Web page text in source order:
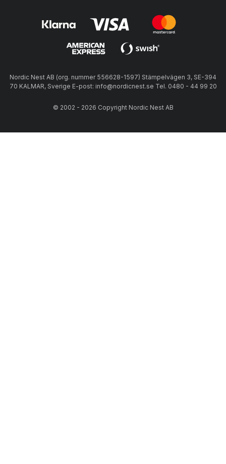
Nordic Nest AB (org. nummer 556628-1597) Stämpelvägen 3, SE-394
70 KALMAR, Sverige E-post: info@nordicnest.se Tel. 0480 - 44 99 20
© 2002 - 2026 Copyright Nordic Nest AB